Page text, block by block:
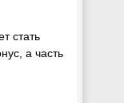
стать
а часть